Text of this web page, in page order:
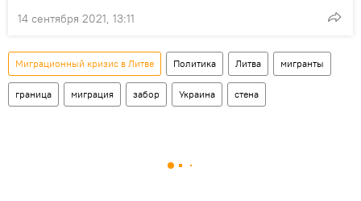
14 сентября 2021, 13:11
Миграционный кризис в Литве Политика Литва мигранты
граница миграция забор Украина стена